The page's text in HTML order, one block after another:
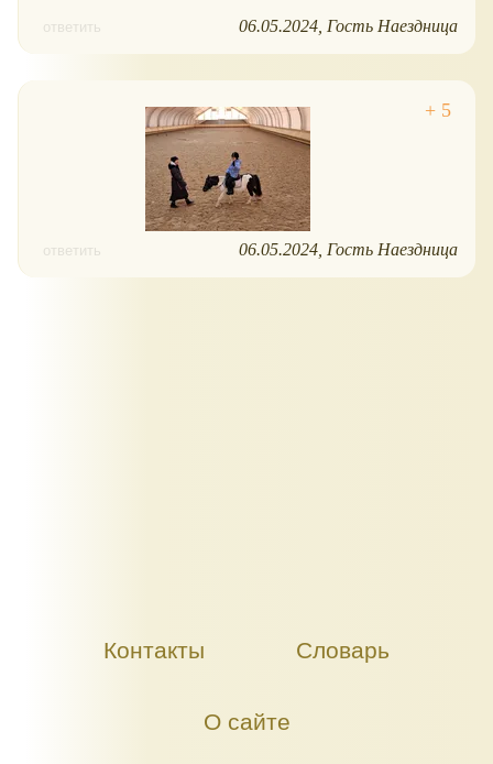
ответить 06.05.2024 Гость Наездница
ответить 06.05.2024 Гость Наездница
Контакты Словарь
О сайте